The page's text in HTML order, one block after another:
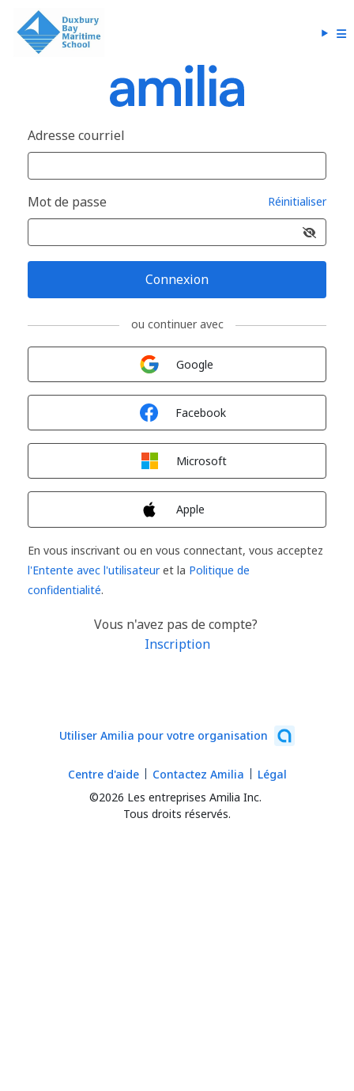
Adresse courriel
Mot de passe Réinitialiser
Connexion
ou continuer avec
Google
Facebook
Microsoft
Apple
En vous inscrivant ou en vous connectant, vous acceptez
l'Entente avec l'utilisateuret la Politique de
confidentialité.
Vous n'avez pas de compte?
Inscription
Utiliser Amilia pour votre organisation
©2026 Les entreprises Amilia Inc.
Tous droits réservés.
Centre d'aide Contactez Amilia Légal